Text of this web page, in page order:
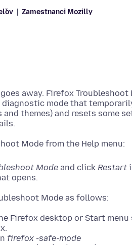
Zamestnanci Mozilly
away. Firefox Troubleshoot
diagnostic mode that
themes) and resets some
Mode and click Restart
opens.
Firefox desktop or Start
firefox -safe-mode